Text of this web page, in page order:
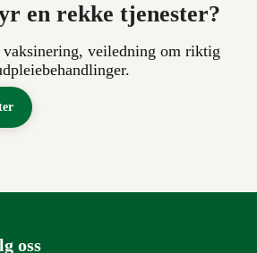
en rekke tjenester?
veiledning om riktig
oss